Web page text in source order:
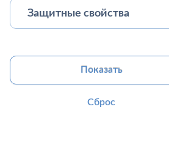
Защитные свойства
Сброс
Показать